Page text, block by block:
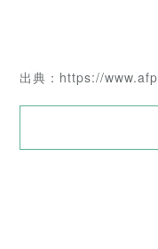
出典： https://